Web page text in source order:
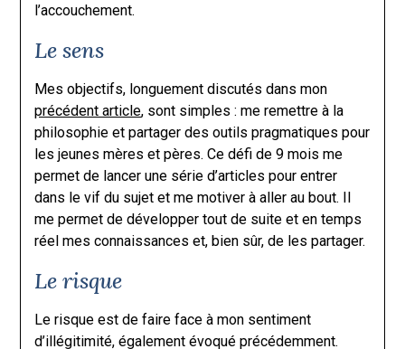
l’accouchement.
Le sens
Mes objectifs, longuement discutés dans mon
précédent article, sont simples : me remettre à la
philosophie et partager des outils pragmatiques pour
les jeunes mères et pères. Ce défi de 9 mois me
permet de lancer une série d’articles pour entrer
dans le vif du sujet et me motiver à aller au bout. Il
me permet de développer tout de suite et en temps
réel mes connaissances et, bien sûr, de les partager.
Le risque
Le risque est de faire face à mon sentiment
d’illégitimité, également évoqué précédemment.